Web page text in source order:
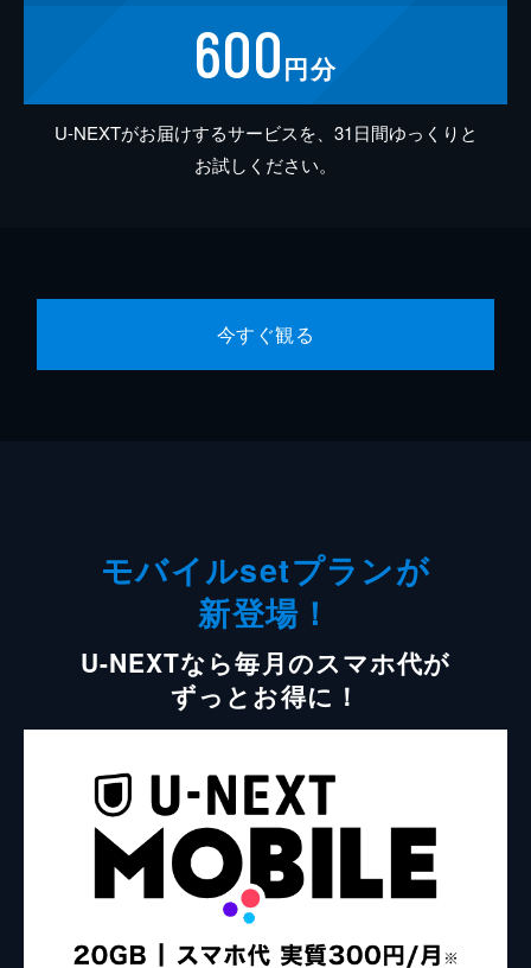
600円分
U-NEXTがお届けするサービスを、31日間ゆっくりと
お試しください。
今すぐ観る
モバイルsetプランが
新登場！
U-NEXTなら毎月のスマホ代が
ずっとお得に！